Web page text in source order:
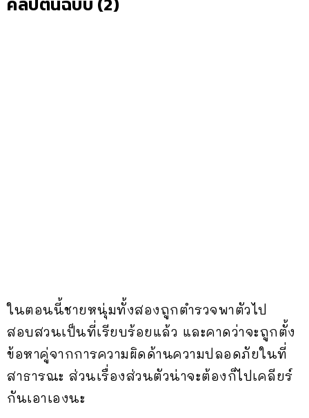
ในตอนนี้ชายหนุ่มทั้งสองถูกตำรวจพาตัวไป
สอบสวนเป็นที่เรียบร้อยแล้ว และคาดว่าจะถูกตั้ง
ข้อหาคู่จากการความผิดด้านความปลอดภัยในที่
สาธารณะ ส่วนเรื่องส่วนตัวน่าจะต้องก็ไปเคลียร์
กันเอาเองนะ